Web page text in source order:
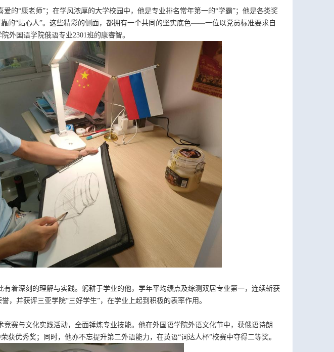
的“康老师”；在学风浓厚的大学校园中，他是专业排名常年第一的“学霸”；他是各类奖
的“贴心人”。这些精彩的侧面，都拥有一个共同的坚实底色——一位以党员标准要求自
外国语学院俄语专业2301班的康睿智。
着深刻的理解与实践。躬耕于学业的他，学年平均绩点及综测双居专业第一，连续斩获
，并获评三亚学院“三好学生”，在学业上起到积极的表率作用。
赛与文化实践活动，全面锤炼专业技能。他在外国语学院外语文化节中，获俄语诗朗
获优秀奖；同时，他亦不忘提升第二外语能力，在英语“词达人杯”校赛中夺得二等奖。